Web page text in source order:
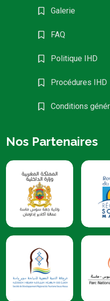
Galerie
FAQ
Politique IHD
Procédures IHD
Conditions
Nos Partenaires